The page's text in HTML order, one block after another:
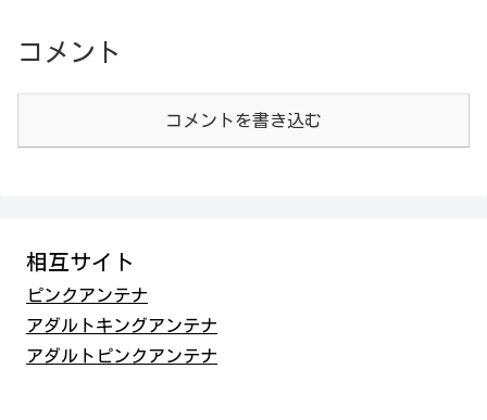
コメント
コメントを書き込む
相互サイト
ピンクアンテナ
アダルトキングアンテナ
アダルトピンクアンテナ